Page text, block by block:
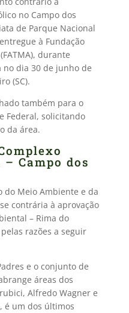
no Campo dos
de Parque Nacional
à Fundação
durante
dia 30 de junho de
(SC).
também para o
Federal, solicitando
da área.
Campo dos
do Meio Ambiente e da
contrária à aprovação
– Rima do
razões a seguir
e o conjunto de
áreas dos
Alfredo Wagner e
é um dos últimos